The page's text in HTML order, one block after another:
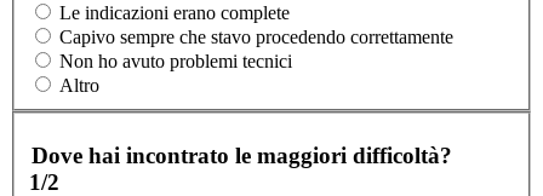
Le indicazioni erano complete
Capivo sempre che stavo procedendo correttamente
Non ho avuto problemi tecnici
Altro
Dove hai incontrato le maggiori difficoltà?
1/2